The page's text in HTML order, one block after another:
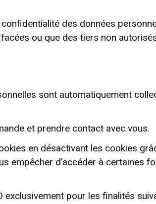
des données
ou que des tiers non
sont automatiquement
et prendre contact avec vous.
en désactivant les cookies
empêcher d’accéder à certaines
exclusivement pour les finalités